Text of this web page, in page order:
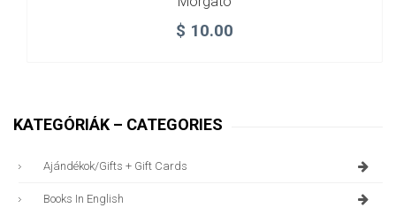
$ 10.00
KATEGÓRIÁK – CATEGORIES
Ajándékok/gifts + Gift Cards
Books In English